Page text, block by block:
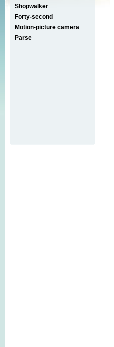
Shopwalker
Forty-second
Motion-picture camera
Parse